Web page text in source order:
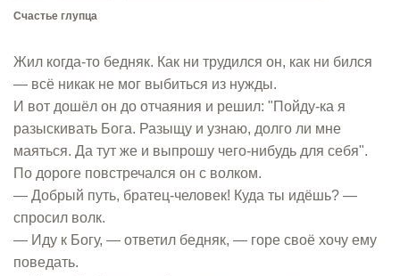
Счастье глупца
Жил когда-то бедняк. Как ни трудился он, как ни бился
— всё никак не мог выбиться из нужды.
И вот дошёл он до отчаяния и решил: "Пойду-ка я
разыскивать Бога. Разыщу и узнаю, долго ли мне
маяться. Да тут же и выпрошу чего-нибудь для себя".
По дороге повстречался он с волком.
— Добрый путь, братец-человек! Куда ты идёшь? —
спросил волк.
— Иду к Богу, — ответил бедняк, — горе своё хочу ему
поведать.